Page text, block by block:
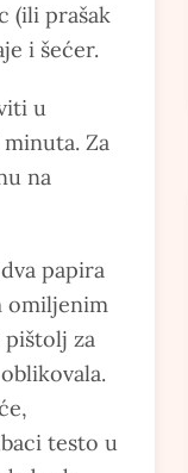
(ili prašak
i šećer.
u
Za
na
papira
omiljenim
pištolj za
testo u